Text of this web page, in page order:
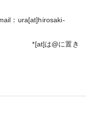
：ura[at]hirosaki-
１ *[at]は@に置き